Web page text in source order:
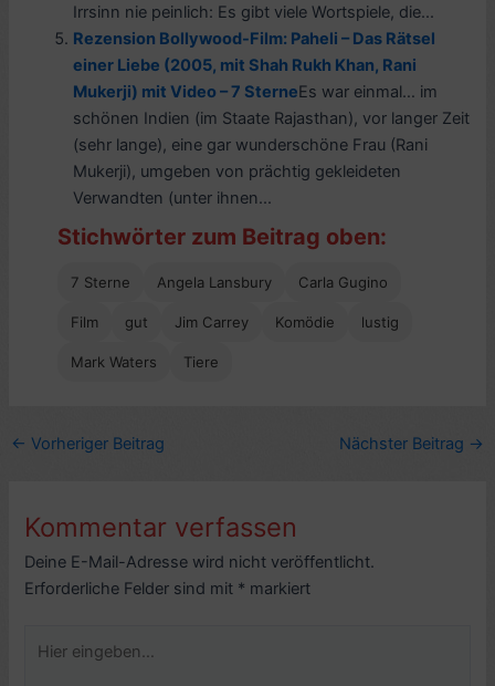
Irrsinn nie peinlich: Es gibt viele Wortspiele, die...
Rezension Bollywood-Film: Paheli – Das Rätsel
einer Liebe (2005, mit Shah Rukh Khan, Rani
Mukerji) mit Video – 7 SterneEs war einmal… im
schönen Indien (im Staate Rajasthan), vor langer Zeit
(sehr lange), eine gar wunderschöne Frau (Rani
Mukerji), umgeben von prächtig gekleideten
Verwandten (unter ihnen...
Stichwörter zum Beitrag oben:
7 Sterne Angela Lansbury Carla Gugino
Film gut Jim Carrey Komödie lustig
Mark Waters Tiere
← Vorheriger Beitrag Nächster Beitrag →
Kommentar verfassen
Deine E-Mail-Adresse wird nicht veröffentlicht.
Erforderliche Felder sind mit * markiert
eingeben…